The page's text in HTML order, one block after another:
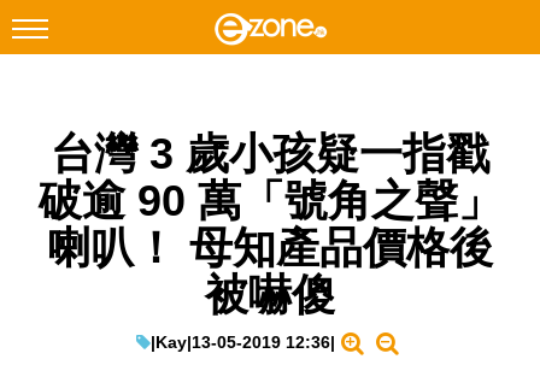
Facebook Instagram
科技焦點
網絡生活
台灣 3 歲小孩疑一指戳
破逾 90 萬「號角之聲」
喇叭！ 母知產品價格後
被嚇傻
|Kay|13-05-2019 12:36|